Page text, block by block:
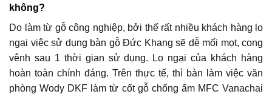
không?
Do làm từ gỗ công nghiệp, bởi thế rất nhiều khách hàng lo
ngại việc sử dụng bàn gỗ Đức Khang sẽ dễ mối mọt, cong
vênh sau 1 thời gian sử dụng. Lo ngại của khách hàng
hoàn toàn chính đáng. Trên thực tế, thì bàn làm việc văn
phòng Wody DKF làm từ cốt gỗ chống ẩm MFC Vanachai